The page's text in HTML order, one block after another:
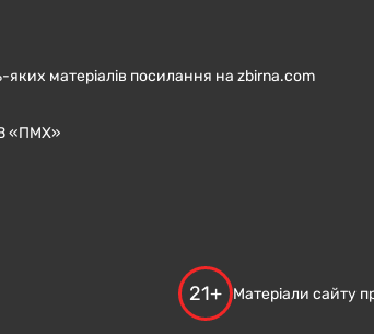
матеріалів посилання на zbirna.com
«ПМХ»
21+ Матеріали сайту